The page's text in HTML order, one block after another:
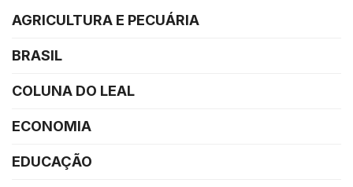
AGRICULTURA E PECUÁRIA
BRASIL
COLUNA DO LEAL
ECONOMIA
EDUCAÇÃO